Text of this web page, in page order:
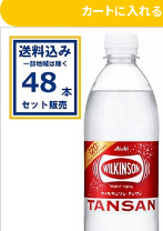
カートに入れる